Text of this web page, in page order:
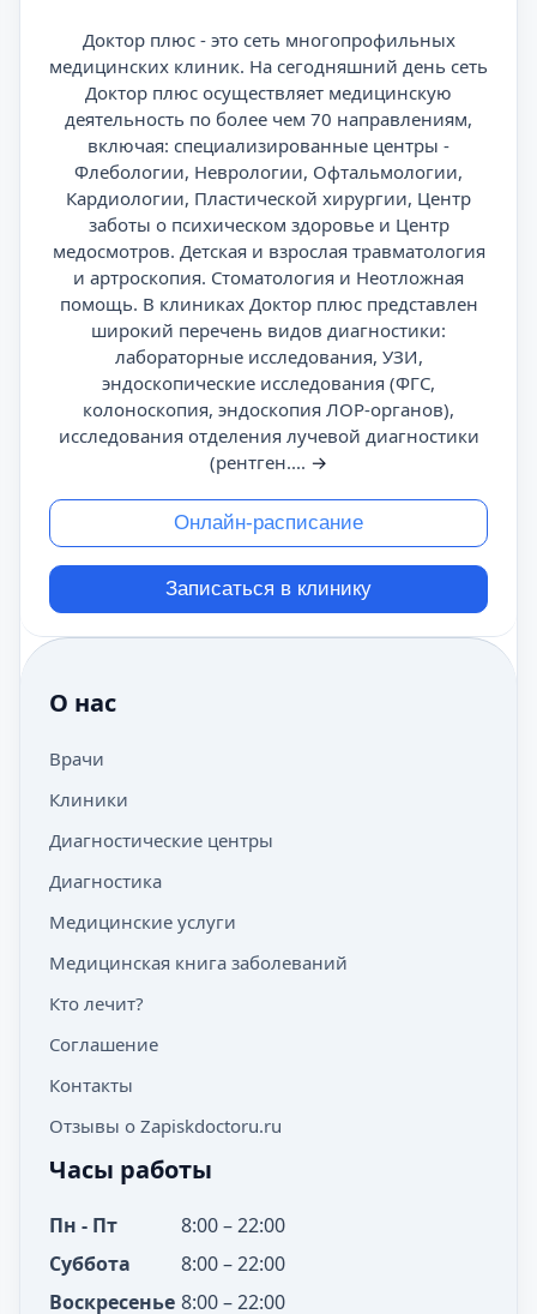
Доктор плюс - это сеть многопрофильных
медицинских клиник. На сегодняшний день сеть
Доктор плюс осуществляет медицинскую
деятельность по более чем 70 направлениям,
включая: специализированные центры -
Флебологии, Неврологии, Офтальмологии,
Кардиологии, Пластической хирургии, Центр
заботы о психическом здоровье и Центр
медосмотров. Детская и взрослая травматология
и артроскопия. Стоматология и Неотложная
помощь. В клиниках Доктор плюс представлен
широкий перечень видов диагностики:
лабораторные исследования, УЗИ,
эндоскопические исследования (ФГС,
колоноскопия, эндоскопия ЛОР-органов),
исследования отделения лучевой диагностики
(рентген.... →
Онлайн-расписание
Записаться в клинику
О нас
Врачи
Клиники
Диагностические центры
Диагностика
Медицинские услуги
Медицинская книга заболеваний
Кто лечит?
Соглашение
Контакты
Отзывы о Zapiskdoctoru.ru
Часы работы
Пн - Пт
8:00 – 22:00
Суббота
8:00 – 22:00
Воскресенье 8:00 – 22:00